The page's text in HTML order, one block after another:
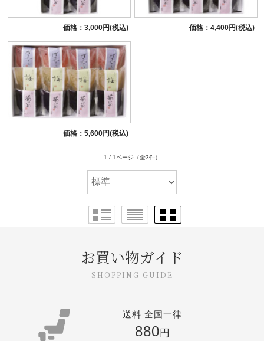
価格：3,000円(税込) 価格：4,400円(税込)
価格：5,600円(税込)
1 / 1ページ （全3件）
お買い物ガイド
送料 全国一律
880 円